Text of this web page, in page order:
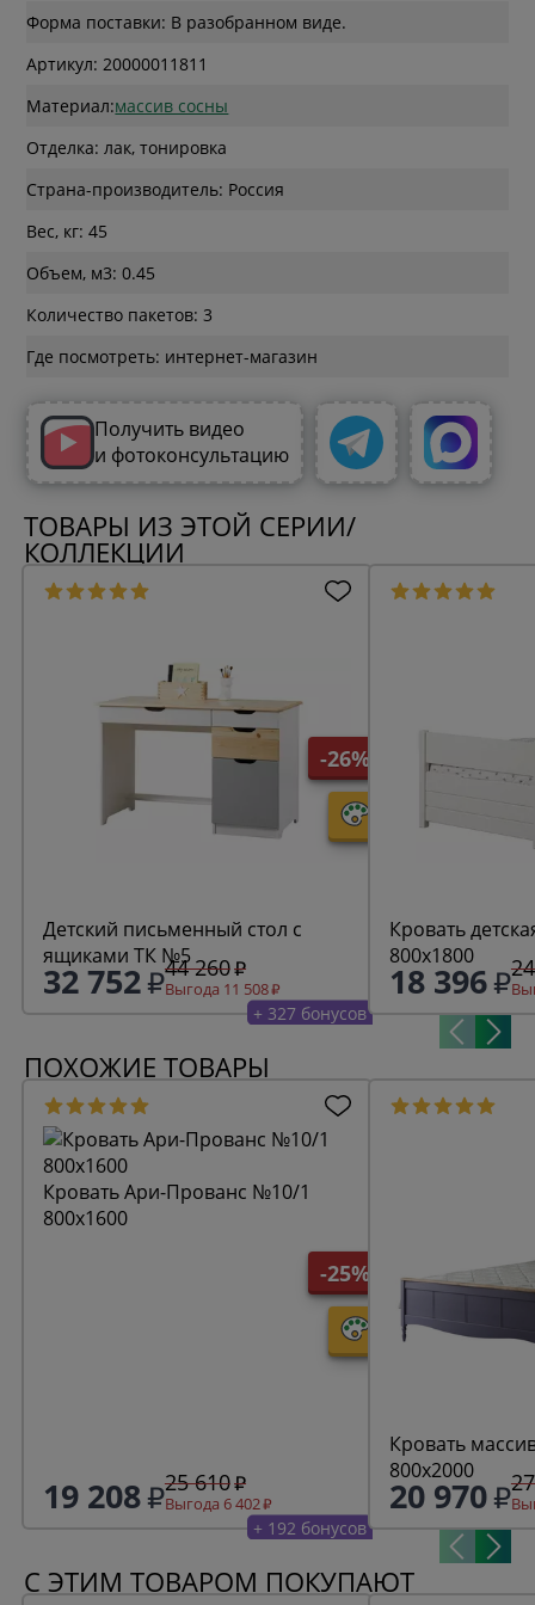
Форма поставки: В разобранном виде.
Артикул: 20000011811
Материал:массив сосны
Отделка: лак, тонировка
Страна-производитель: Россия
Вес, кг: 45
Объем, м3: 0.45
Количество пакетов: 3
Где посмотреть: интернет-магазин
Получить видео
и фотоконсультацию
ТОВАРЫ ИЗ ЭТОЙ СЕРИИ/
КОЛЛЕКЦИИ
-26%
Детский письменный стол с
ящиками ТК №5
32 752 44 260
Выгода 11 508
+ 327 бонусов
Кровать
800х1800
18 396
ПОХОЖИЕ ТОВАРЫ
-25%
Кровать Ари-Прованс №10/1
800х1600
19 208 25 610
Выгода 6 402
+ 192 бонусов
Кровать
800х2000
20 970
С ЭТИМ ТОВАРОМ ПОКУПАЮТ